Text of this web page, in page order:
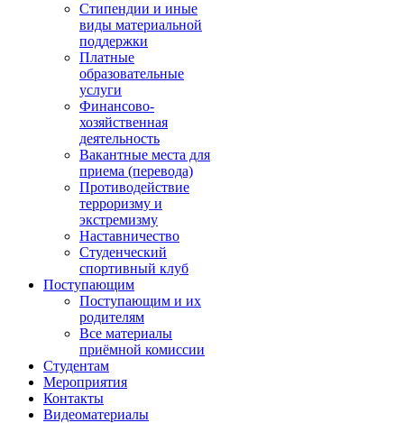
Стипендии и иные
виды материальной
поддержки
Платные
образовательные
услуги
Финансово-
хозяйственная
деятельность
Вакантные места для
приема (перевода)
Противодействие
терроризму и
экстремизму
Наставничество
Студенческий
спортивный клуб
Поступающим
Поступающим и их
родителям
Все материалы
приёмной комиссии
Студентам
Мероприятия
Контакты
Видеоматериалы